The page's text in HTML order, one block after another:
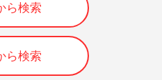
ら検索
ら検索